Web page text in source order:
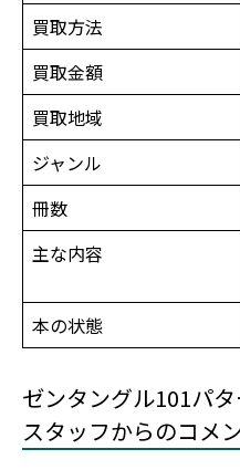
買取方法
買取金額
買取地域
ジャンル
冊数
主な内容
本の状態
ゼンタングル101パ
スタッフからのコメ